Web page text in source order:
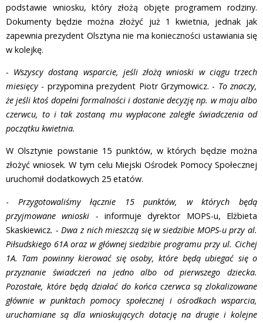
podstawie wniosku, który złożą objęte programem rodziny.
Dokumenty będzie można złożyć już 1 kwietnia, jednak jak
zapewnia prezydent Olsztyna nie ma konieczności ustawiania się
w kolejkę.
- Wszyscy dostaną wsparcie, jeśli złożą wnioski w ciągu trzech
miesięcy- przypomina prezydent Piotr Grzymowicz. - To znaczy,
że jeśli ktoś dopełni formalności i dostanie decyzję np. w maju albo
czerwcu, to i tak zostaną mu wypłacone zaległe świadczenia od
początku kwietnia.
W Olsztynie powstanie 15 punktów, w których będzie można
złożyć wniosek. W tym celu Miejski Ośrodek Pomocy Społecznej
uruchomił dodatkowych 25 etatów.
- Przygotowaliśmy łącznie 15 punktów, w których będą
przyjmowane wnioski - informuje dyrektor MOPS-u, Elżbieta
Skaskiewicz. - Dwa z nich mieszczą się w siedzibie MOPS-u przy al.
Piłsudskiego 61A oraz w głównej siedzibie programu przy ul. Cichej
1A. Tam powinny kierować się osoby, które będą ubiegać się o
przyznanie świadczeń na jedno albo od pierwszego dziecka.
Pozostałe, które będą działać do końca czerwca są zlokalizowane
głównie w punktach pomocy społecznej i ośrodkach wsparcia,
uruchamiane są dla wnioskujących dotację na drugie i kolejne